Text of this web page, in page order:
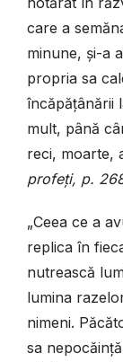
care a
minune, și-a
propria sa
încăpățânării
mult, până
reci, moarte,
profeți, p.
„Ceea ce a
replica în
nutrească
lumina
nimeni.
sa